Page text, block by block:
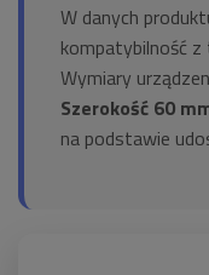
W danych
kompatybilność
Wymiary
Szerokość 60
na podstawie